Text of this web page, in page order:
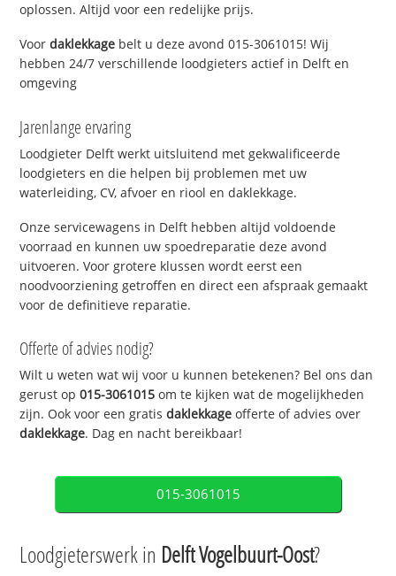
oplossen. Altijd voor een redelijke prijs.
Voordaklekkage belt u deze avond 015-3061015! Wij
hebben 24/7 verschillende loodgieters actief in Delft en
omgeving
Jarenlange ervaring
Loodgieter Delft werkt uitsluitend met gekwalificeerde
loodgieters en die helpen bij problemen met uw
waterleiding, CV, afvoer en riool en daklekkage.
Onze servicewagens in Delft hebben altijd voldoende
voorraad en kunnen uw spoedreparatie deze avond
uitvoeren. Voor grotere klussen wordt eerst een
noodvoorziening getroffen en direct een afspraak gemaakt
voor de definitieve reparatie.
Offerte of advies nodig?
Wilt u weten wat wij voor u kunnen betekenen? Bel ons dan
gerust op015-3061015 om te kijken wat de mogelijkheden
zijn. Ook voor een gratisdaklekkage offerte of advies over
daklekkage. Dag en nacht bereikbaar!
015-3061015
Loodgieterswerk in Delft Vogelbuurt-Oost?